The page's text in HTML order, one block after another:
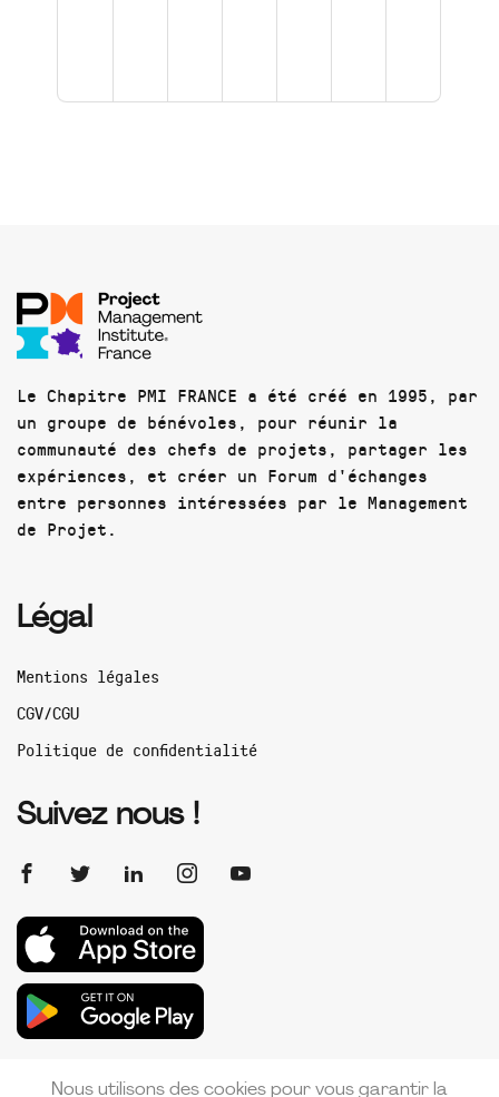
Le Chapitre PMI FRANCE a été créé en 1995, par
un groupe de bénévoles, pour réunir la
communauté des chefs de projets, partager les
expériences, et créer un Forum d'échanges
entre personnes intéressées par le Management
de Projet.
Légal
Mentions légales
CGV/CGU
Politique de confidentialité
Suivez nous !
Nous utilisons des cookies pour vous garantir la